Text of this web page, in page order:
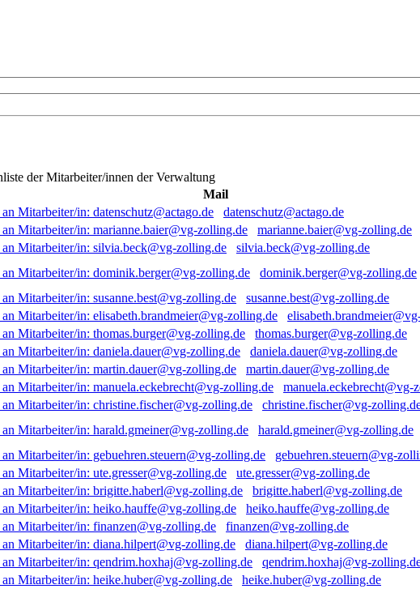
der Mitarbeiter/innen der Verwaltung
Mail
datenschutz@actago.de
marianne.baier@vg-zolling.de
silvia.beck@vg-zolling.de
dominik.berger@vg-zolling.de
susanne.best@vg-zolling.de
thomas.burger@vg-zolling.de
daniela.dauer@vg-zolling.de
martin.dauer@vg-zolling.de
manuela.eckebrecht@vg-
christine.fischer@vg-
harald.gmeiner@vg-zolling.de
gebuehren.steuern@vg-
ute.gresser@vg-zolling.de
brigitte.haberl@vg-zolling.de
heiko.hauffe@vg-zolling.de
finanzen@vg-zolling.de
diana.hilpert@vg-zolling.de
qendrim.hoxhaj@vg-
heike.huber@vg-zolling.de